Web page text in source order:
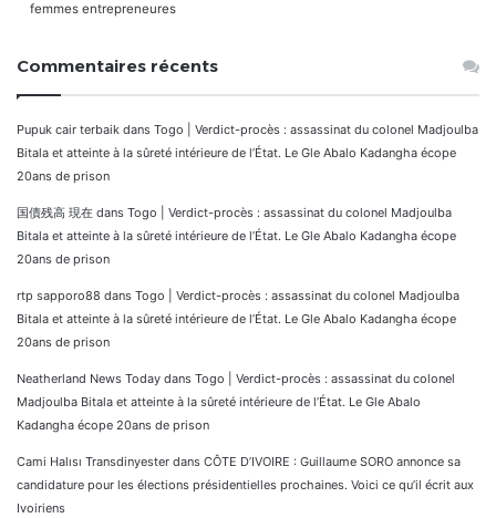
femmes entrepreneures
Commentaires récents
Pupuk cair terbaik dans Togo | Verdict-procès : assassinat du colonel Madjoulba
Bitala et atteinte à la sûreté intérieure de l’État. Le Gle Abalo Kadangha écope
20ans de prison
国債残高 現在 dans Togo | Verdict-procès : assassinat du colonel Madjoulba
Bitala et atteinte à la sûreté intérieure de l’État. Le Gle Abalo Kadangha écope
20ans de prison
rtp sapporo88 dans Togo | Verdict-procès : assassinat du colonel Madjoulba
Bitala et atteinte à la sûreté intérieure de l’État. Le Gle Abalo Kadangha écope
20ans de prison
Neatherland News Today dans Togo | Verdict-procès : assassinat du colonel
Madjoulba Bitala et atteinte à la sûreté intérieure de l’État. Le Gle Abalo
Kadangha écope 20ans de prison
Cami Halısı Transdinyester dans CÔTE D’IVOIRE : Guillaume SORO annonce sa
candidature pour les élections présidentielles prochaines. Voici ce qu’il écrit aux
Ivoiriens